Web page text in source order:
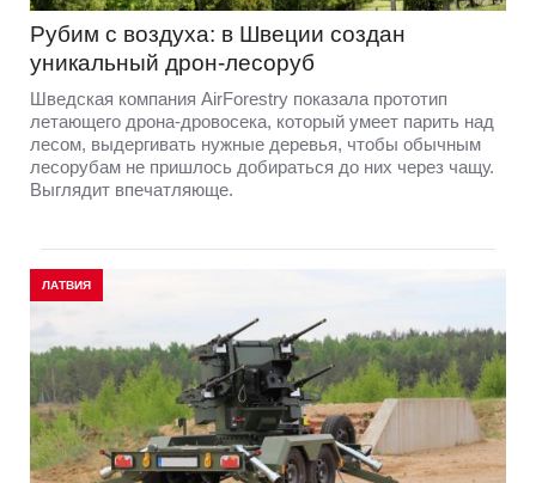
Рубим с воздуха: в Швеции создан
уникальный дрон-лесоруб
Шведская компания AirForestry показала прототип
летающего дрона-дровосека, который умеет парить над
лесом, выдергивать нужные деревья, чтобы обычным
лесорубам не пришлось добираться до них через чащу.
Выглядит впечатляюще.
ЛАТВИЯ